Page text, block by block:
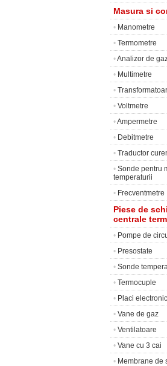
Masura si
• Manometre
• Termometre
•Analizor de
• Multimetre
•
• Voltmetre
•Ampermetre
• Debitmetre
• Traductor
• Sonde pentru
temperaturii
• Frecventmetre
Piese de
centrale
• Pompe de
• Presostate
• Sonde
• Termocuple
• Placi
• Vane de gaz
• Ventilatoare
• Vane cu 3 cai
• Membrane de